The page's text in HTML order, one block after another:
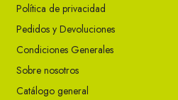
Política de privacidad
Pedidos y Devoluciones
Condiciones Generales
Sobre nosotros
Catálogo general